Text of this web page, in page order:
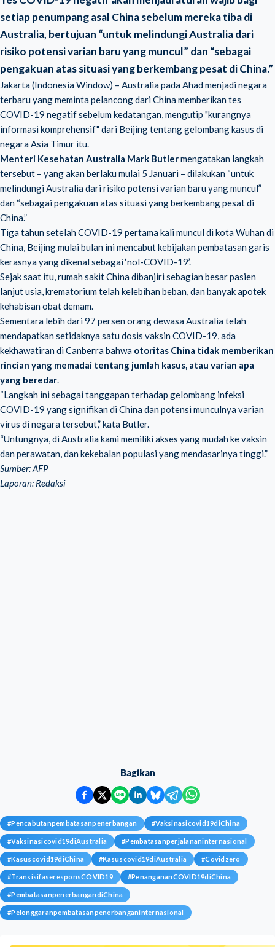
setiap penumpang asal China sebelum mereka tiba di
Australia, bertujuan “untuk melindungi Australia dari
risiko potensi varian baru yang muncul” dan “sebagai
pengakuan atas situasi yang berkembang pesat di China.”
Jakarta (Indonesia Window) – Australia pada Ahad menjadi negara
terbaru yang meminta pelancong dari China memberikan tes
COVID-19 negatif sebelum kedatangan, mengutip "kurangnya
informasi komprehensif" dari Beijing tentang gelombang kasus di
negara Asia Timur itu.
Menteri Kesehatan Australia Mark Butlermengatakan langkah
tersebut – yang akan berlaku mulai 5 Januari – dilakukan “untuk
melindungi Australia dari risiko potensi varian baru yang muncul”
dan “sebagai pengakuan atas situasi yang berkembang pesat di
China.”
Tiga tahun setelah COVID-19 pertama kali muncul di kota Wuhan di
China, Beijing mulai bulan ini mencabut kebijakan pembatasan garis
kerasnya yang dikenal sebagai ‘nol-COVID-19’.
Sejak saat itu, rumah sakit China dibanjiri sebagian besar pasien
lanjut usia, krematorium telah kelebihan beban, dan banyak apotek
kehabisan obat demam.
Sementara lebih dari 97 persen orang dewasa Australia telah
mendapatkan setidaknya satu dosis vaksin COVID-19, ada
kekhawatiran di Canberra bahwa otoritas China tidak memberikan
rincian yang memadai tentang jumlah kasus, atau varian apa
yang beredar.
“Langkah ini sebagai tanggapan terhadap gelombang infeksi
COVID-19 yang signifikan di China dan potensi munculnya varian
virus di negara tersebut,” kata Butler.
“Untungnya, di Australia kami memiliki akses yang mudah ke vaksin
dan perawatan, dan kekebalan populasi yang mendasarinya tinggi.”
Sumber: AFP
Laporan: Redaksi
Bagikan
#Pencabutanpembatasanpenerbangan #Vaksinasicovid19diChina
#Vaksinasicovid19diAustralia #Pembatasanperjalananinternasional
#Kasuscovid19diChina #Kasuscovid19diAustralia #Covidzero
#TransisifaseresponsCOVID19 #PenangananCOVID19diChina
#PembatasanpenerbangandiChina
#Pelonggaranpembatasanpenerbanganinternasional